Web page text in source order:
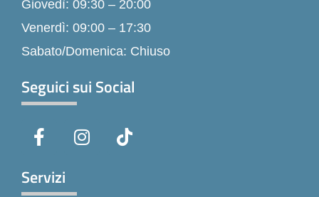
Giovedì: 09:30 – 20:00
Venerdì: 09:00 – 17:30
Sabato/Domenica: Chiuso
Seguici sui Social
a
e
b
n
i
Servizi